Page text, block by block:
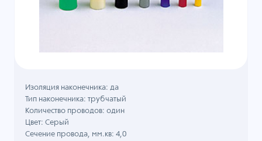
Изоляция наконечника: да
Тип наконечника: трубчатый
Количество проводов: один
Цвет: Серый
Сечение провода, мм.кв: 4,0